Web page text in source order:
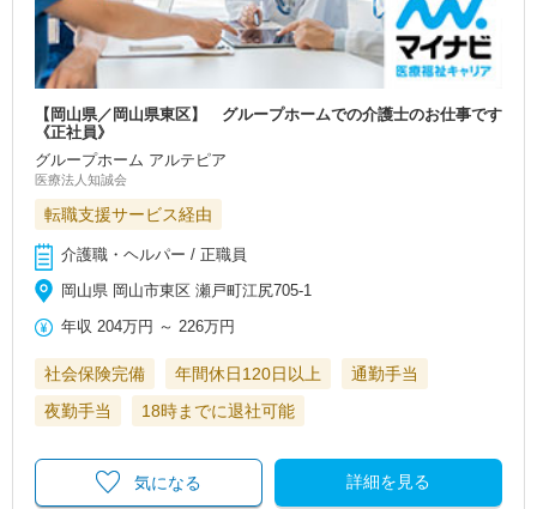
【岡山県／岡山県東区】 グループホームでの介護士のお仕事です
《正社員》
グループホーム アルテピア
医療法人知誠会
転職支援サービス経由
介護職・ヘルパー / 正職員
岡山県 岡山市東区 瀬戸町江尻705-1
年収 204万円 ～ 226万円
社会保険完備 年間休日120日以上
通勤手当
夜勤手当
18時までに退社可能
詳細を見る
気になる